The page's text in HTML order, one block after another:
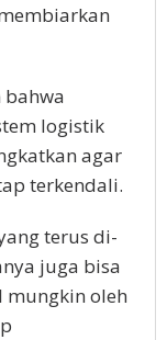
logistik
agar
terkendali.
terus di-
juga bisa
mungkin oleh